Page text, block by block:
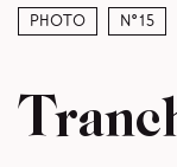
Photo N°15